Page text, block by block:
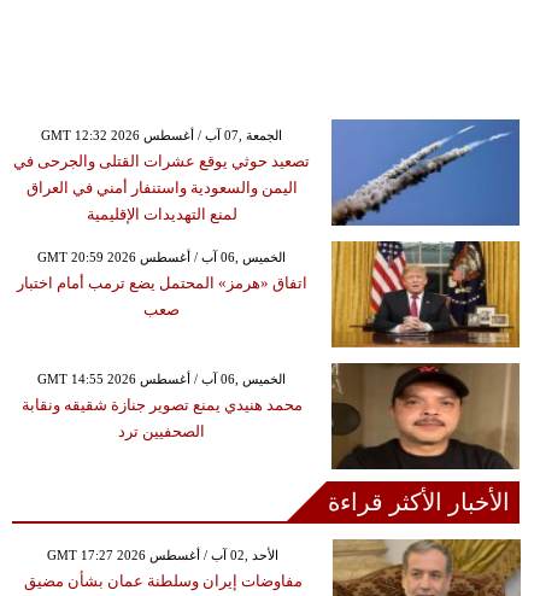
GMT 12:32 2026 الجمعة ,07 آب / أغسطس
تصعيد حوثي يوقع عشرات القتلى والجرحى في
اليمن والسعودية واستنفار أمني في العراق
لمنع التهديدات الإقليمية
GMT 20:59 2026 الخميس ,06 آب / أغسطس
اتفاق «هرمز» المحتمل يضع ترمب أمام اختبار
صعب
GMT 14:55 2026 الخميس ,06 آب / أغسطس
محمد هنيدي يمنع تصوير جنازة شقيقه ونقابة
الصحفيين ترد
الأخبار الأكثر قراءة
GMT 17:27 2026 الأحد ,02 آب / أغسطس
مفاوضات إيران وسلطنة عمان بشأن مضيق